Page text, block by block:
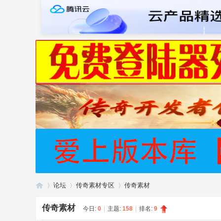
论坛 传奇素材专区 传奇素材
传奇素材 今日: 0 主题: 158 排名: 9